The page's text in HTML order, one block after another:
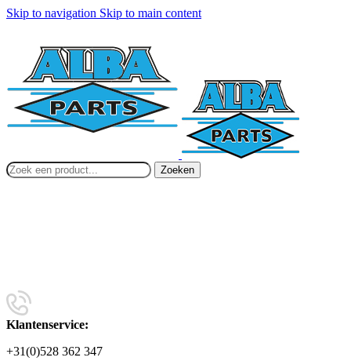
Skip to navigation Skip to main content
Zoeken
Klantenservice:
+31(0)528 362 347